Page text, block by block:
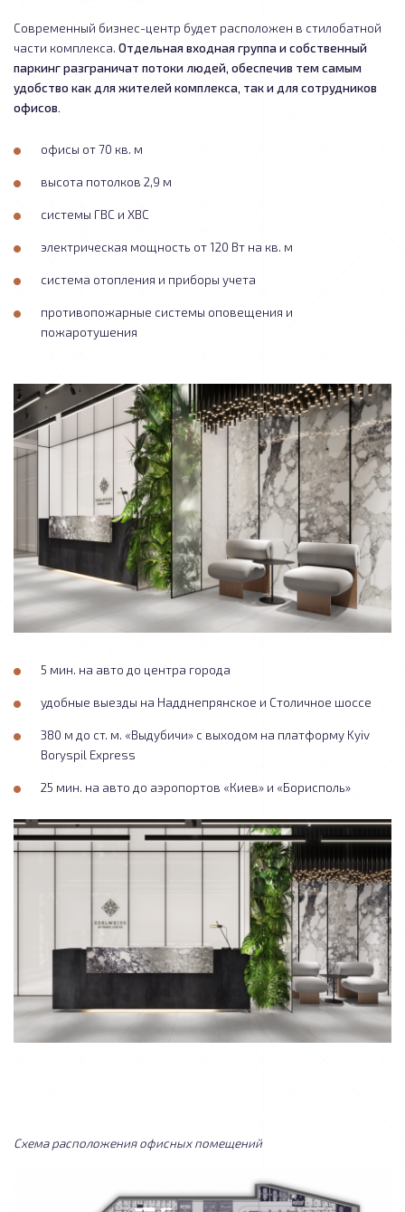
Современный бизнес-центр будет расположен в стилобатной
части комплекса. Отдельная входная группа и собственный
паркинг разграничат потоки людей, обеспечив тем самым
удобство как для жителей комплекса, так и для сотрудников
офисов.
офисы от 70 кв. м
высота потолков 2,9 м
системы ГВС и ХВС
электрическая мощность от 120 Вт на кв. м
система отопления и приборы учета
противопожарные системы оповещения и
пожаротушения
5 мин. на авто до центра города
удобные выезды на Надднепрянское и Столичное шоссе
380 м до ст. м. «Выдубичи» с выходом на платформу Kyiv
Boryspil Express
25 мин. на авто до аэропортов «Киев» и «Борисполь»
Схема расположения офисных помещений